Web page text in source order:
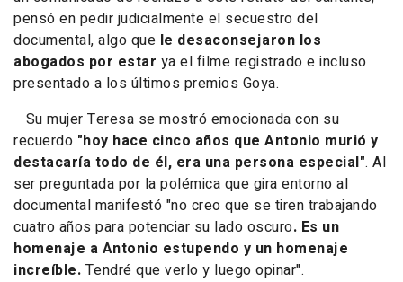
pensó en pedir judicialmente el secuestro del
documental, algo que le desaconsejaron los
abogados por estar ya el filme registrado e incluso
presentado a los últimos premios Goya.
Su mujer Teresa se mostró emocionada con su
recuerdo "hoy hace cinco años que Antonio murió y
destacaría todo de él, era una persona especial". Al
ser preguntada por la polémica que gira entorno al
documental manifestó "no creo que se tiren trabajando
cuatro años para potenciar su lado oscuro. Es un
homenaje a Antonio estupendo y un homenaje
increíble. Tendré que verlo y luego opinar".